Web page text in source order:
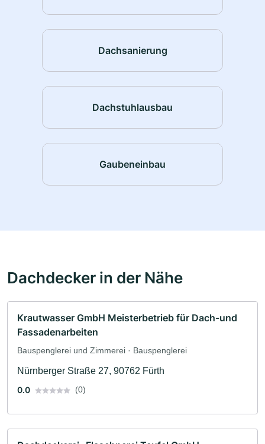
Dachsanierung
Dachstuhlausbau
Gaubeneinbau
Dachdecker in der Nähe
Krautwasser GmbH Meisterbetrieb für Dach-und
Fassadenarbeiten
Bauspenglerei und Zimmerei · Bauspenglerei
Nürnberger Straße 27, 90762 Fürth
0.0
(0)